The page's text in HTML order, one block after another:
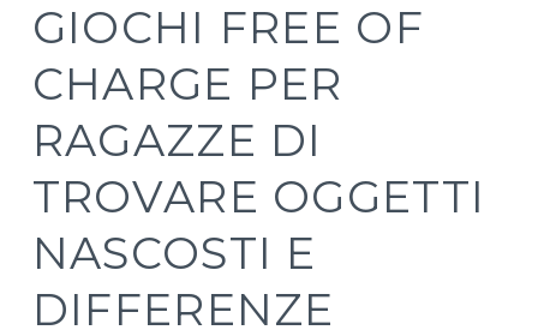
GIOCHI FREE OF
CHARGE PER
RAGAZZE DI
TROVARE OGGETTI
NASCOSTI E
DIFFERENZE